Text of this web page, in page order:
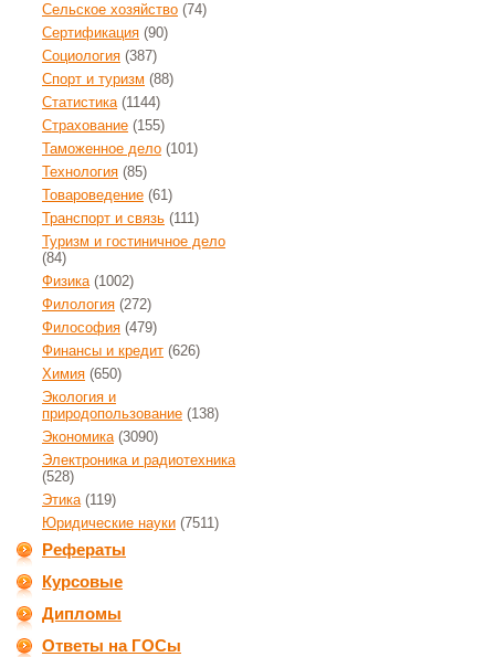
Сельское хозяйство (74)
Сертификация (90)
Социология (387)
Спорт и туризм (88)
Статистика(1144)
Страхование (155)
Таможенное дело (101)
Технология (85)
Товароведение (61)
Транспорт и связь (111)
Туризм и гостиничное дело
(84)
Физика(1002)
Филология (272)
Философия (479)
Финансы и кредит (626)
Химия (650)
Экология и
природопользование (138)
Экономика(3090)
Электроника и радиотехника
(528)
Этика(119)
Юридические науки (7511)
Рефераты
Курсовые
Дипломы
Ответы на ГОСы